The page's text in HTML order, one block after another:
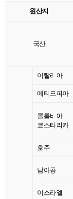
원산지
국산
이탈리아
에티오피아
콜롬비아
코스타리카
호주
남아공
이스라엘